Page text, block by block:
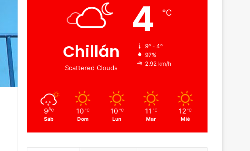
Chillán
Scattered Clouds
4 ℃
9º - 4º
97%
2.92 km/h
9 ℃
Sáb
10 ℃
Dom
10 ℃
Lun
11 ℃
Mar
12 ℃
Mié